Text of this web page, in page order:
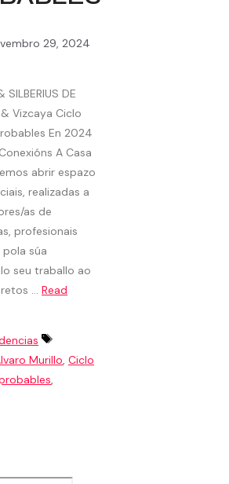
29, 2024
SILBERIUS DE
Vizcaya Ciclo
En 2024
A Casa
abrir espazo
realizadas a
as de
profesionais
súa
seu traballo ao
… Read
Murillo, Ciclo
,